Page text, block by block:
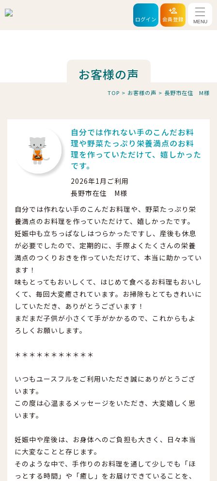
ログイン 会員登録 メニ
お客様の声
TOP > お客様の声 > 長野市在住 M様
自分では作れない手のこんだお料
理や野菜たっぷり栄養満点のお料
理を作っていただけて、嬉しかった
です。
2026年1月ご利用
長野市在住 M様
自分では作れない手のこんだお料理や、野菜たっぷり栄
養満点のお料理を作っていただけて、嬉しかったです。
妊娠中も立ちっぱなしはつらかったですし、産後も休息
が必要でしたので、定期的に、手際よくたくさんの栄養
満点のつくりおきを作っていただけて、本当に助かってい
ます！
味もとってもおいしくて、はじめて食べるお料理もおいし
くて、毎回大変癒されています。お掃除もとてもきれいに
していただき、ありがとうございます！
まだまだ子供が小さくて手がかかるので、これからもよ
ろしくお願いします。
＊＊＊＊＊＊＊＊＊＊＊
いつもユースフルをご利用いただき誠にありがとうござ
います。
この度は心温まるメッセージをいただき、大変嬉しく思
います。
妊娠中や産後は、お身体へのご負担も大きく、日々本当
に大変なことと存じます。
そのような中で、手作りのお料理を通して少しでも「ほ
っとする時間」や「癒し」をお届けできていることを、